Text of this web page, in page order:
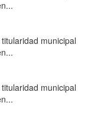
municipal
municipal